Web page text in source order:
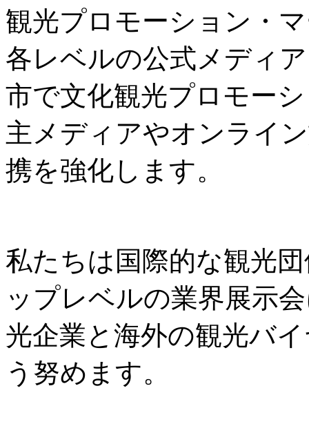
観光プロモーション・
各レベルの公式メディ
市で文化観光プロモー
主メディアやオンライ
携を強化します。
私たちは国際的な観光
ップレベルの業界展示
光企業と海外の観光バ
う努めます。